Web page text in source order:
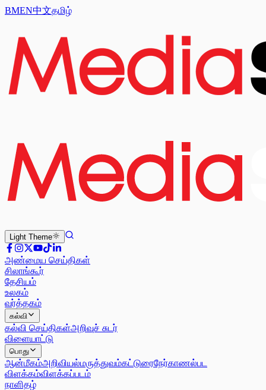
BMEN中文தமிழ்
Light Theme
அண்மைய செய்திகள்
சிலாங்கூர்
தேசியம்
உலகம்
வர்த்தகம்
கல்வி
கல்வி செய்திகள்அறிவுச் சுடர்
விளையாட்டு
பொது
ஆன்மீகம்அறிவியல்மருத்துவம்கட்டுரைநேர்காணல்பட
விளக்கம்விளக்கப்படம்
நாளிதழ்